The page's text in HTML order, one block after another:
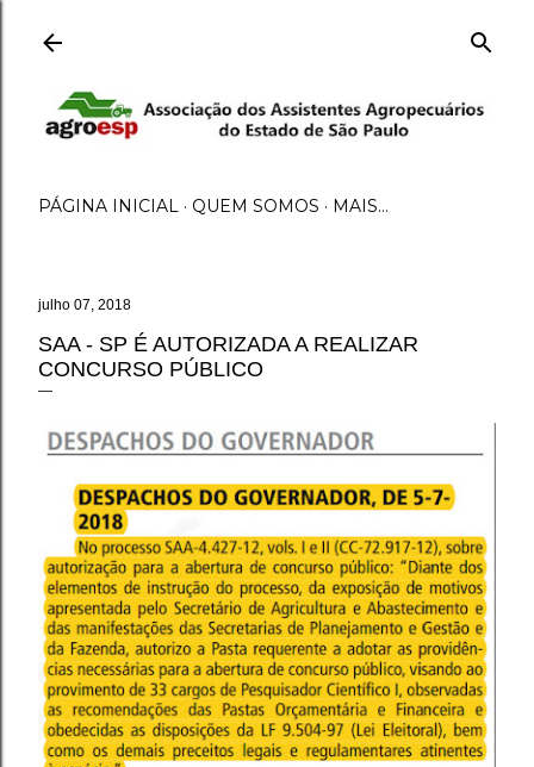
PÁGINA INICIAL QUEM SOMOS MAIS…
julho 07, 2018
SAA - SP É AUTORIZADA A REALIZAR
CONCURSO PÚBLICO